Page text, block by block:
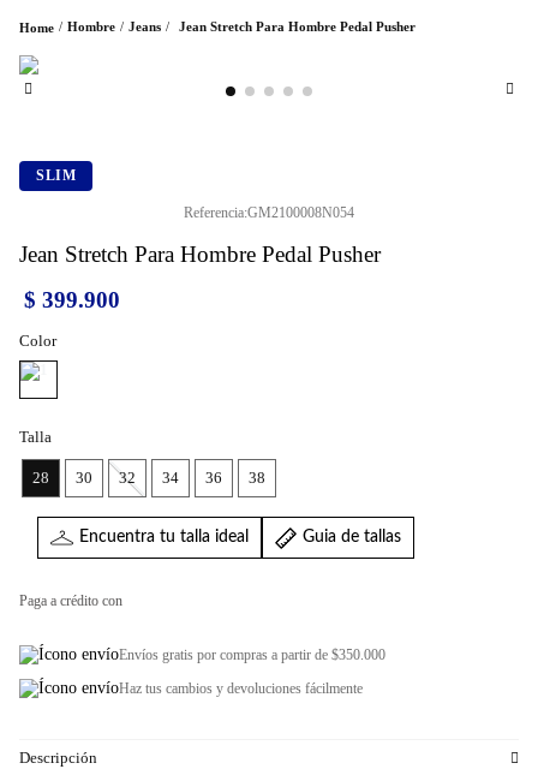
Hombre Jeans Jean Stretch Para Hombre Pedal Pusher
SLIM
Referencia:GM2100008N054
Jean Stretch Para Hombre Pedal Pusher
$ 399.900
Color
Talla
28 30 32 34 36 38
Encuentra tu talla ideal Guia de tallas
Paga a crédito con
Envíos gratis por compras a partir de $350.000
Haz tus cambios y devoluciones fácilmente
Descripción